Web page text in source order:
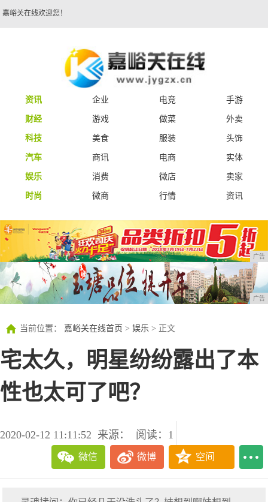
嘉峪关在线欢迎您！
资讯 企业 电竞
手游
财经
游戏 做菜
外卖
科技
美食 服装
头饰
汽车
商讯 电商
实体
娱乐
消费 微店
卖家
时尚
微商 行情 资讯
广告
广告
当前位置： 嘉峪关在线首页 > 娱乐 > 正文
宅太久，明星纷纷露出了本
性也太可了吧？
2020-02-12 11:11:52 来源： 阅读：1
微信 微博 空间